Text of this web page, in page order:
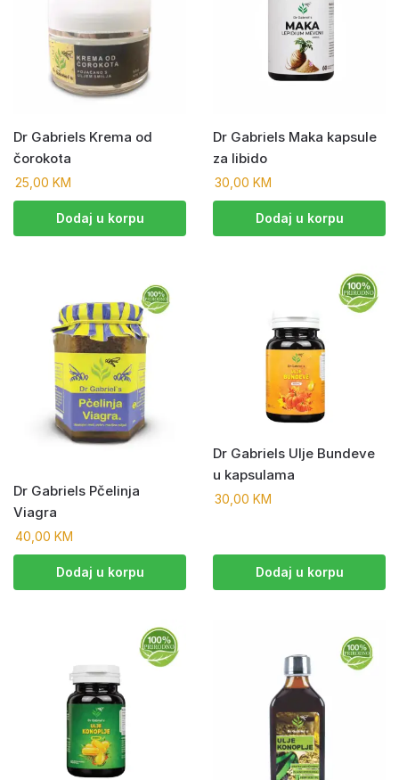
Dr Gabriels Krema od
čorokota
25,00 KM
Dodaj u korpu
Dr Gabriels Maka kapsule
za libido
30,00 KM
Dodaj u korpu
Dr Gabriels Pčelinja
Viagra
40,00 KM
Dodaj u korpu
Dr Gabriels Ulje Bundeve
u kapsulama
30,00 KM
Dodaj u korpu